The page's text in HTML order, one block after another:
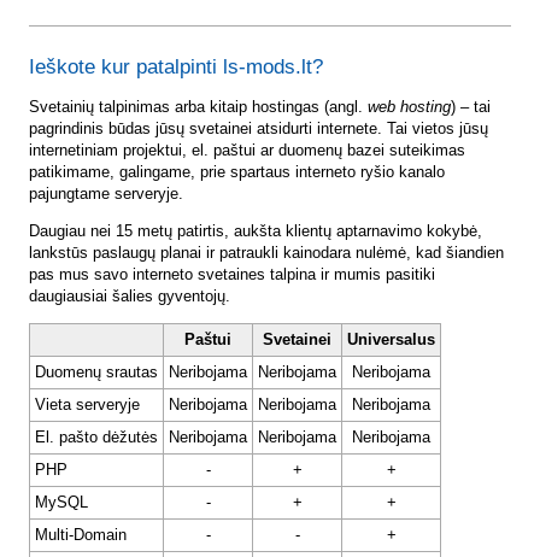
Ieškote kur patalpinti ls-mods.lt?
Svetainių talpinimas arba kitaip hostingas (angl. web hosting) – tai
pagrindinis būdas jūsų svetainei atsidurti internete. Tai vietos jūsų
internetiniam projektui, el. paštui ar duomenų bazei suteikimas
patikimame, galingame, prie spartaus interneto ryšio kanalo
pajungtame serveryje.
Daugiau nei 15 metų patirtis, aukšta klientų aptarnavimo kokybė,
lankstūs paslaugų planai ir patraukli kainodara nulėmė, kad šiandien
pas mus savo interneto svetaines talpina ir mumis pasitiki
daugiausiai šalies gyventojų.
Paštui Svetainei
Universalus
Duomenų srautas
Neribojama Neribojama
Neribojama
Vieta serveryje
Neribojama Neribojama
Neribojama
El. pašto dėžutės
Neribojama Neribojama
Neribojama
PHP
- +
+
MySQL
- +
+
Multi-Domain
- -
+